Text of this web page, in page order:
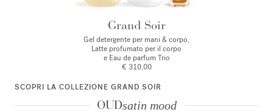
Grand Soir
Gel detergente per mani & corpo,
Latte profumato per il corpo
e Eau de parfum Trio
€ 310,00
SCOPRI LA COLLEZIONE GRAND SOIR
OUDsatin mood